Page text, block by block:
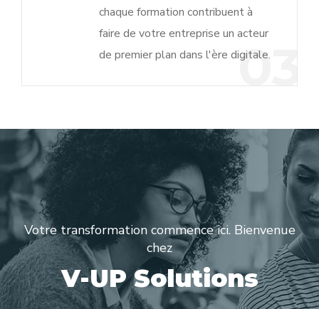
03
chaque formation contribuent à
faire de votre entreprise un acteur
de premier plan dans l'ère digitale.
Votre transformation commence ici. Bienvenue
chez
V-UP Solutions